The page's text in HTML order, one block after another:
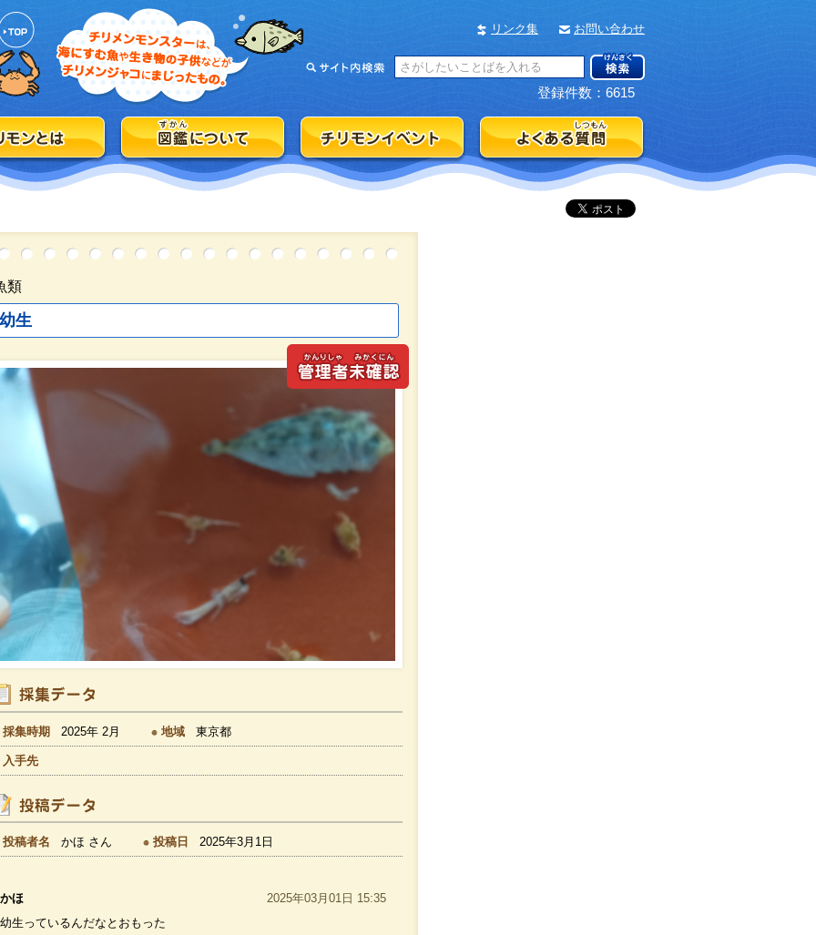
リンク集 お問い合わせ
登録件数：6615
類
幼生
採集時期 2025年 2月 地域 東京都
入手先
投稿者名 かほ さん 投稿日 2025年3月1日
かほ
2025年03月01日 15:35
幼生っているんだなとおもった